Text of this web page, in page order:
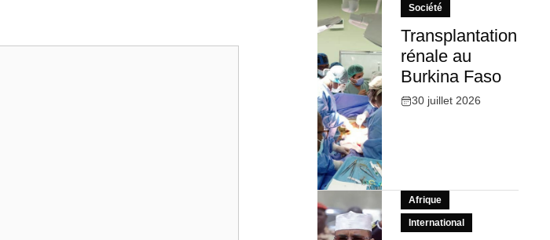
Société
Transplantation
rénale au
Burkina Faso
30 juillet 2026
Afrique
International